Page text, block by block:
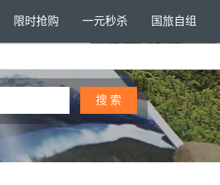
限时抢购 一元秒杀 国旅自组
搜 索